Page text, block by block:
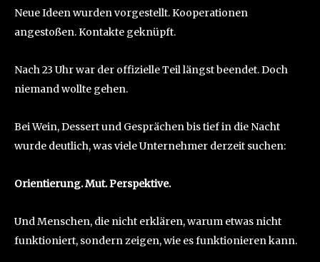
Neue Ideen wurden vorgestellt. Kooperationen
angestoßen. Kontakte geknüpft.
Nach 23 Uhr war der offizielle Teil längst beendet. Doch
niemand wollte gehen.
Bei Wein, Dessert und Gesprächen bis tief in die Nacht
wurde deutlich, was viele Unternehmer derzeit suchen:
Orientierung. Mut. Perspektive.
Und Menschen, die nicht erklären, warum etwas nicht
funktioniert, sondern zeigen, wie es funktionieren kann.